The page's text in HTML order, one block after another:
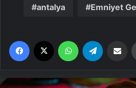
antalya Emniyet
Facebook WhatsApp